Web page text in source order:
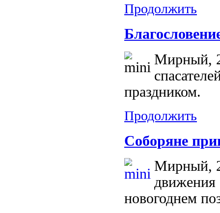
Продолжить
Мирный,
праздником.
Продолжить
Соборяне
Мирный,
движения
новогоднем